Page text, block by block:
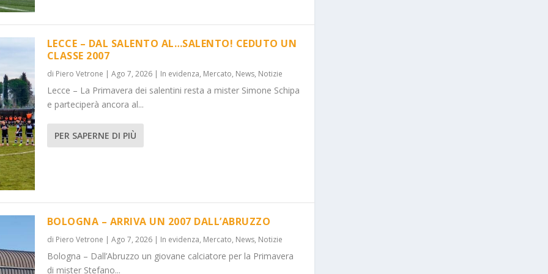
CEDUTO...
,Notizie
,Notizie
LECCE – DAL SALENTO AL…SALENTO! CEDUTO UN
CLASSE 2007
di Piero Vetrone | Ago 7, 2026| In evidenza, Mercato, News, Notizie
Lecce – La Primavera dei salentini resta a mister Simone Schipa
e parteciperà ancora al...
PER SAPERNE DI PIÙ
BOLOGNA – ARRIVA UN 2007 DALL’ABRUZZO
di Piero Vetrone | Ago 7, 2026| In evidenza, Mercato, News, Notizie
Bologna – Dall’Abruzzo un giovane calciatore per la Primavera
di mister Stefano...